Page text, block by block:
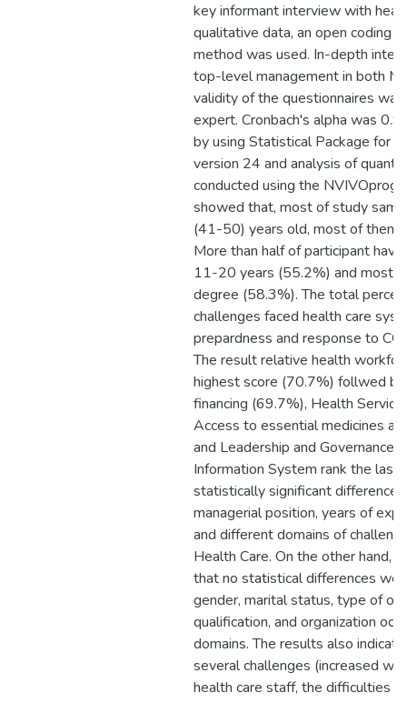
key informant interview with
qualitative data, an open coding
method was used. In-depth
top-level management in both
validity of the questionnaires
expert. Cronbach's alpha was
by using Statistical Package for
version 24 and analysis of
conducted using the
showed that, most of study
(41-50) years old, most of them
More than half of participant
11-20 years (55.2%) and most
degree (58.3%). The total
challenges faced health care
prepardness and response to
The result relative health
highest score (70.7%) follwed
financing (69.7%), Health
Access to essential medicines
and Leadership and
Information System rank the last
statistically significant
managerial position, years of
and different domains of
Health Care. On the other hand,
that no statistical differences
gender, marital status, type of
qualification, and organization
domains. The results also
several challenges (increased
health care staff, the difficulties